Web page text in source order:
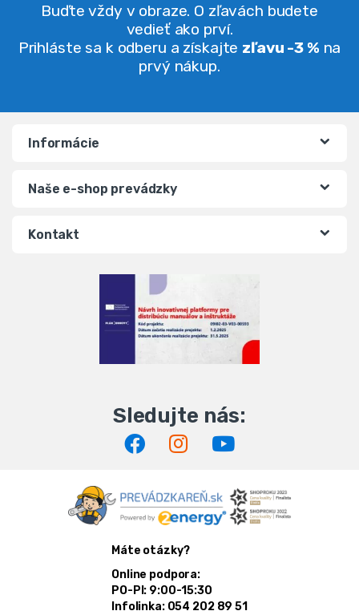
Buďte vždy v obraze. O zľavách budete
vedieť ako prví.
Prihláste sa k odberu a získajte zľavu -3 % na
prvý nákup.
Informácie
Naše e-shop prevádzky
Kontakt
Máte otázky?
Online podpora:
PO-PI: 9:00-15:30
Infolinka: 054 202 89 51